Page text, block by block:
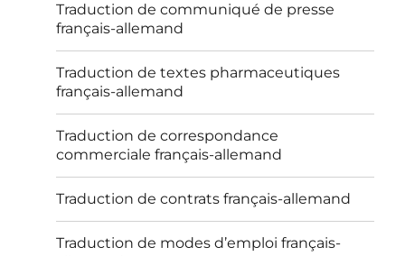
Traduction de communiqué de presse
français-allemand
Traduction de textes pharmaceutiques
français-allemand
Traduction de correspondance
commerciale français-allemand
Traduction de contrats français-allemand
Traduction de modes d’emploi français-